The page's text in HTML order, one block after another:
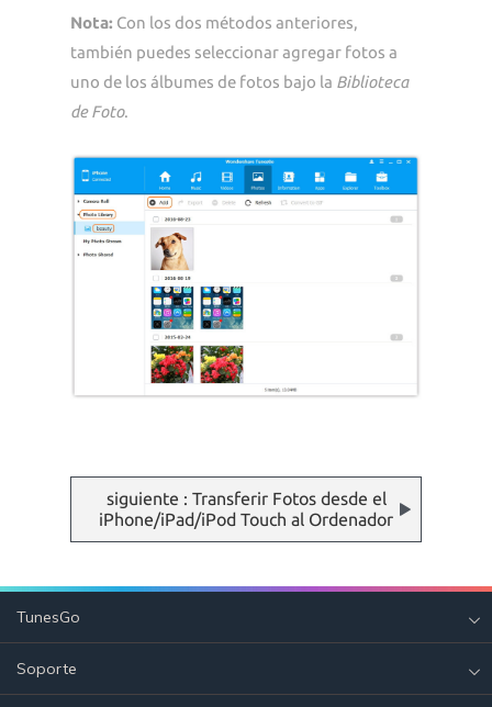
Nota: Con los dos métodos anteriores,
también puedes seleccionar agregar fotos a
uno de los álbumes de fotos bajo la Biblioteca
de Foto.
siguiente : Transferir Fotos desde el
iPhone/iPad/iPod Touch al Ordenador
TunesGo
Soporte